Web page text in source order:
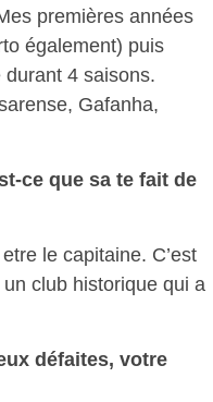
premières années
également) puis
4 saisons.
Gafanha,
ce que sa te fait de
le capitaine. C’est
un club historique qui a
défaites, votre